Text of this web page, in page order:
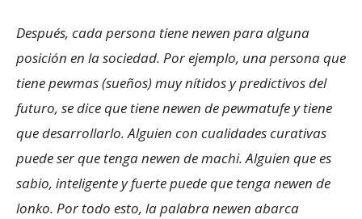
Después, cada persona tiene newen para alguna
posición en la sociedad. Por ejemplo, una persona que
tiene pewmas (sueños) muy nítidos y predictivos del
futuro, se dice que tiene newen de pewmatufe y tiene
que desarrollarlo. Alguien con cualidades curativas
puede ser que tenga newen de machi. Alguien que es
sabio, inteligente y fuerte puede que tenga newen de
lonko. Por todo esto, la palabra newen abarca